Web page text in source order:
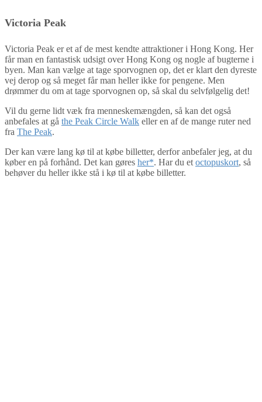
Victoria Peak
Victoria Peak er et af de mest kendte attraktioner i Hong Kong. Her
får man en fantastisk udsigt over Hong Kong og nogle af bugterne i
byen. Man kan vælge at tage sporvognen op, det er klart den dyreste
vej derop og så meget får man heller ikke for pengene. Men
drømmer du om at tage sporvognen op, så skal du selvfølgelig det!
Vil du gerne lidt væk fra menneskemængden, så kan det også
anbefales at gå the Peak Circle Walk eller en af de mange ruter ned
fra The Peak.
Der kan være lang kø til at købe billetter, derfor anbefaler jeg, at du
køber en på forhånd. Det kan gøres her*. Har du etoctopuskort, så
behøver du heller ikke stå i kø til at købe billetter.